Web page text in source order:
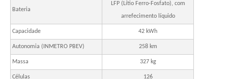
Bateria
LFP (Lítio Ferro-Fosfato), com
arrefecimento líquido
Capacidade 42 kWh
Autonomia (INMETRO PBEV) 258 km
Massa 327 kg
Células 126